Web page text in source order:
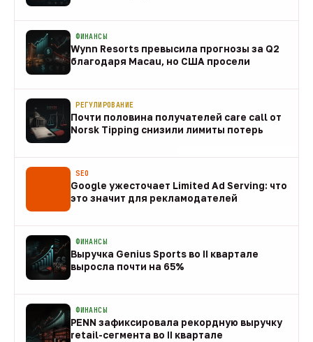
ФИНАНСЫ
Wynn Resorts превысила прогнозы за Q2
благодаря Macau, но США просели
РЕГУЛИРОВАНИЕ
Почти половина получателей care call от
Norsk Tipping снизили лимиты потерь
SEO
Google ужесточает Limited Ad Serving: что
это значит для рекламодателей
ФИНАНСЫ
Выручка Genius Sports во II квартале
выросла почти на 65%
ФИНАНСЫ
PENN зафиксировала рекордную выручку
retail-сегмента во II квартале